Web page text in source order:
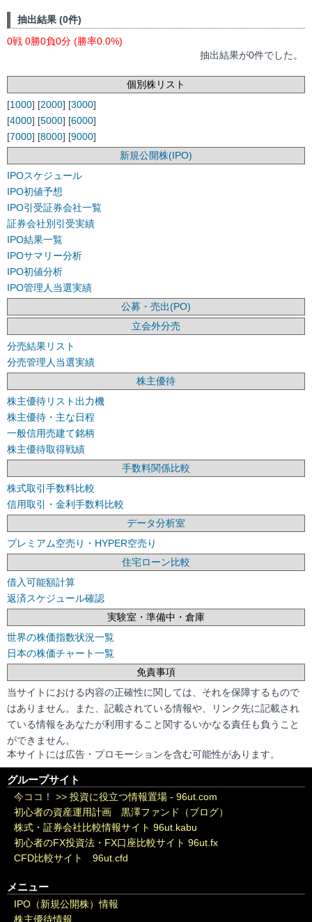
抽出結果 (0件)
0戦 0勝0負0分 (勝率0.0%)
抽出結果が0件でした。
個別株リスト
[1000] [2000] [3000]
[4000] [5000] [6000]
[7000] [8000] [9000]
新規公開株(IPO)
IPOスケジュール
IPO初値予想
IPO引受証券会社一覧
証券会社別引受実績
IPO結果一覧
IPOサマリー分析
IPO初値分析
IPO管理人当選実績
公募・売出(PO)
立会外分売
分売結果リスト
分売管理人当選実績
株主優待
株主優待リスト出力機
株主優待・主な日程
一般信用売建て銘柄
株主優待取得戦績
手数料関係比較
株式取引手数料比較
信用取引・金利手数料比較
データ分析室
プレミアム空売り・HYPER空売り
住宅ローン比較
借入可能額計算
返済スケジュール確認
実験室・準備中・倉庫
世界の株価指数状況一覧
日本の株価チャート一覧
免責事項
当サイトにおける内容の正確性に関しては、それを保障するもので
はありません。また、記載されている情報や、リンク先に記載され
ている情報をあなたが利用すること関するいかなる責任も負うこと
ができません。
本サイトには広告・プロモーションを含む可能性があります。
グループサイト
今ココ！ >> 投資に役立つ情報置場 - 96ut.com
初心者の資産運用計画 黒澤ファンド（ブログ）
株式・証券会社比較情報サイト 96ut.kabu
初心者のFX投資法・FX口座比較サイト 96ut.fx
CFD比較サイト 96ut.cfd
メニュー
IPO（新規公開株）情報
株主優待情報